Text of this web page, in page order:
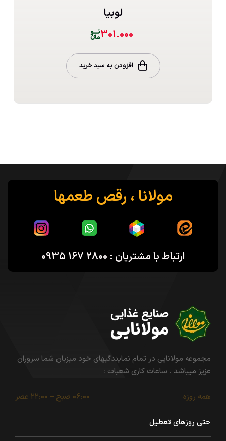
لوبیا
۳۰۱.۰۰۰
افزودن به سبد خرید
مولانا ، رقص طعمها
ارتباط با مشتریان : ۲۸۰۰ ۱۶۷ ۰۹۳۵
مجموعه مولانایی در تمام نمایندگیهای خود میزبان شما سروران
عزیز میباشد . ساعات کاری شعبات :
همه روزه ۰۶:۰۰ صبح – ۲۲:۰۰ عصر
حتی روزهای تعطیل